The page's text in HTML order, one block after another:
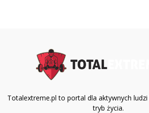
Totalextreme.pl to portal dla aktywnych
tryb życia.